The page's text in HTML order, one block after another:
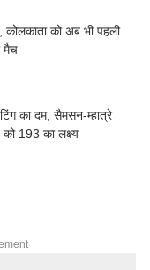
कोलकाता को अब भी पहली
मैच
का दम, सैमसन-म्हात्रे
193 का लक्ष्य